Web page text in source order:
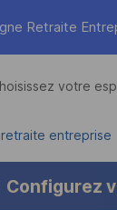
Retraite
votre
retraite entreprise
Configurez